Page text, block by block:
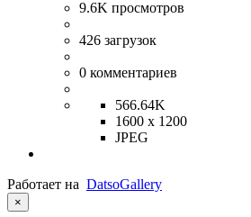
9.6K просмотров
426 загрузок
0 комментариев
566.64K
1600 x 1200
JPEG
Работает на DatsoGallery
×